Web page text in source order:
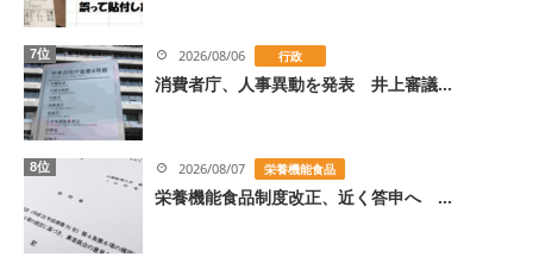
7位 2026/08/06 行政
消費者庁、人事異動を発表 井上審議...
8位 2026/08/07 栄養機能食品
栄養機能食品制度改正、近く答申へ ...